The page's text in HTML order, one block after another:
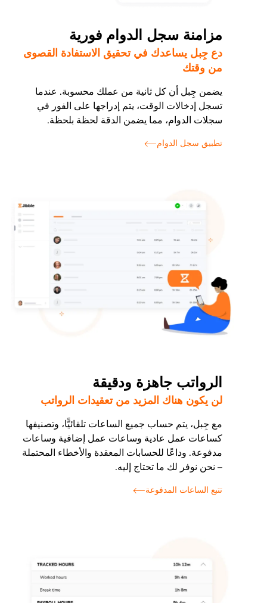
مزامنة سجل الدوام فورية
دع جِبل يساعدك في تحقيق الاستفادة القصوى
من وقتك
يضمن جِبل أن كل ثانية من عملك محسوبة. عندما
تسجل إدخالات الوقت، يتم إدراجها على الفور في
سجلات الدوام، مما يضمن الدقة لحظة بلحظة.
تطبيق سجل الدوام
الرواتب جاهزة ودقيقة
لن يكون هناك المزيد من تعقيدات الرواتب
مع جِبل، يتم حساب جميع الساعات تلقائيًّا، وتصنيفها
كساعات عمل عادية وساعات عمل إضافية وساعات
مدفوعة. وداعًا للحسابات المعقدة والأخطاء المحتملة
– نحن نوفر لك ما تحتاج إليه.
تتبع الساعات المدفوعة